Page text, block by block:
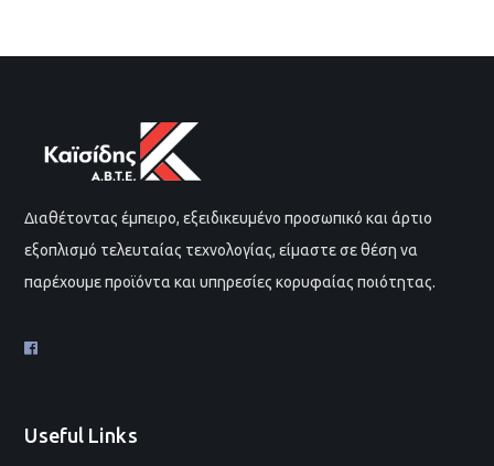
Διαθέτοντας έμπειρο, εξειδικευμένο προσωπικό και άρτιο
εξοπλισμό τελευταίας τεχνολογίας, είμαστε σε θέση να
παρέχουμε προϊόντα και υπηρεσίες κορυφαίας ποιότητας.
Useful Links